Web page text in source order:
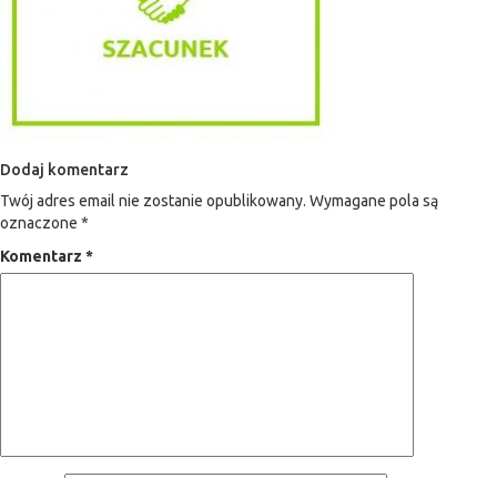
Dodaj komentarz
Twój adres email nie zostanie opublikowany. Wymagane pola są
oznaczone *
Komentarz *